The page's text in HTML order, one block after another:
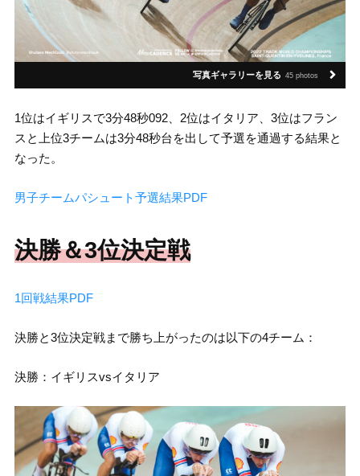
写真ギャラリーを見る 45 photos
1位はイギリスで3分48秒092、2位はイタリア、3位はフラン
スと上位3チームは3分48秒台を出して予選を通過する結果と
なった。
男子チームパシュート予選結果PDF
決勝＆3位決定戦
1回戦結果PDF
決勝と3位決定戦まで勝ち上がったのは以下の4チーム：
決勝：イギリスvsイタリア